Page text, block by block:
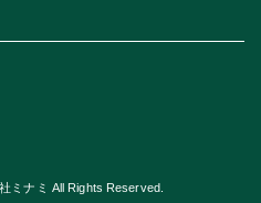
ミナミ All Rights Reserved.